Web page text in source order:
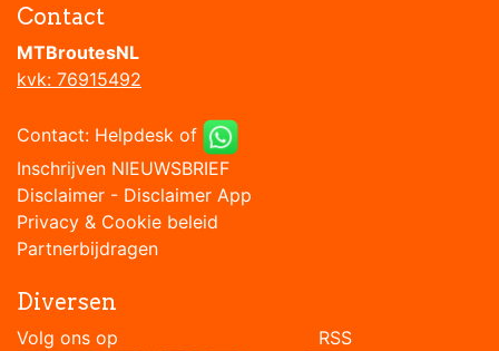
Contact
MTBroutesNL
kvk: 76915492
Contact: Helpdesk of
Inschrijven NIEUWSBRIEF
Disclaimer - Disclaimer App
Privacy & Cookie beleid
Partnerbijdragen
Diversen
Volg ons op RSS